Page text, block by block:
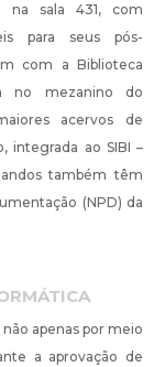
na sala 431, com
para seus pós-
com a Biblioteca
no mezanino do
acervos de
integrada ao SIBI –
também têm
(NPD) da
apenas por meio
a aprovação de